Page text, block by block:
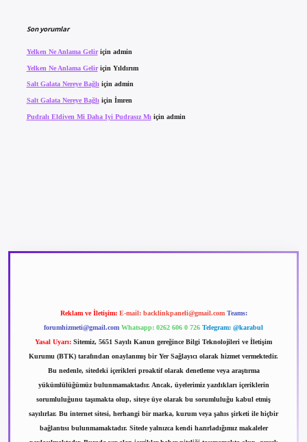
Son yorumlar
Yelken Ne Anlama Geliriçin admin
Yelken Ne Anlama Geliriçin Yıldırım
Salt Galata Nereye Bağlıiçin admin
Salt Galata Nereye Bağlı için İmren
Pudralı Eldiven Mi Daha Iyi Pudrasız Mı için admin
Reklam ve İletişim: E-mail: backlinkpaneli@gmail.com Teams:
forumhizmeti@gmail.com Whatsapp: 0262 606 0 726 Telegram: @karabul
Yasal Uyarı: Sitemiz, 5651 Sayılı Kanun gereğince Bilgi Teknolojileri ve İletişim
Kurumu (BTK) tarafından onaylanmış bir Yer Sağlayıcı olarak hizmet vermektedir.
Bu nedenle, sitedeki içerikleri proaktif olarak denetleme veya araştırma
yükümlülüğümüz bulunmamaktadır. Ancak, üyelerimiz yazdıkları içeriklerin
sorumluluğunu taşımakta olup, siteye üye olarak bu sorumluluğu kabul etmiş
sayılırlar. Bu internet sitesi, herhangi bir marka, kurum veya şahıs şirketi ile hiçbir
bağlantısı bulunmamaktadır. Sitede yalnızca kendi hazırladığımız makaleler